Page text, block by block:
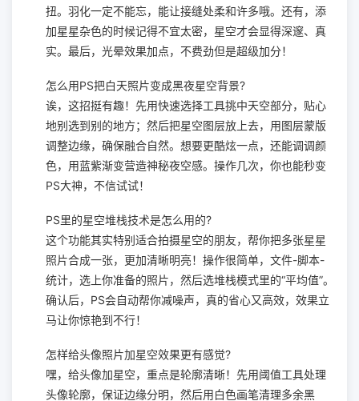
扭。羽化一定不能忘，能让接缝处柔和许多哦。还有，添
加星星杂色的时候记得不宜太密，星空才会显得深邃、真
实。最后，光晕效果加点，不费劲但是超级加分！
怎么用PS把白天照片变成黑夜星空背景?
诶，这招挺有趣！先用快速选择工具挑中天空部分，贴心
地别选到别的地方；然后把星空图层放上去，用图层蒙版
调整边缘，确保融合自然。想要更酷炫一点，还能调调颜
色，用蓝紫渐变营造神秘夜空感。操作几次，你也能秒变
PS大神，不信试试！
PS里的星空堆栈技术是怎么用的?
这个功能其实特别适合拍摄星空的朋友，帮你把多张星星
照片合成一张，更加清晰明亮！操作很简单，文件-脚本-
统计，选上你准备的照片，然后选堆栈模式里的“平均值”。
确认后，PS会自动帮你减噪声，真的省心又高效，效果立
马让你惊艳到不行！
怎样给头像照片加星空效果更有感觉?
嘿，给头像加星空，重点是轮廓清晰！先用阈值工具处理
头像轮廓，保证边缘分明，然后用白色画笔清理多余黑